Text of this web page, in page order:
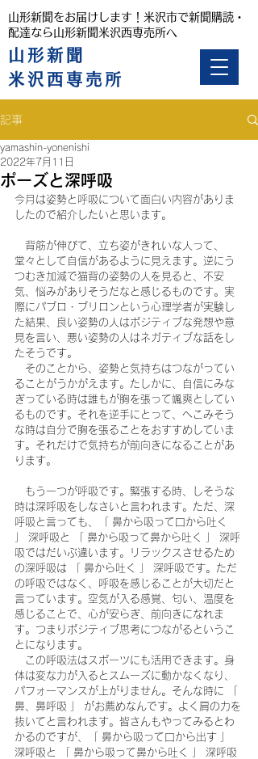
山形新聞
米沢西専売所
山形新聞をお届けします！米沢市で新聞購読・
配達なら山形新聞米沢西専売所へ
記事
ポーズと深呼吸
yamashin-yonenishi
2022年7月11日
今月は姿勢と呼吸について面白い内容がありま
したので紹介したいと思います。
背筋が伸びて、立ち姿がきれいな人って、
堂々として自信があるように見えます。逆にう
つむき加減で猫背の姿勢の人を見ると、不安
気、悩みがありそうだなと感じるものです。実
際にパブロ・ブリロンという心理学者が実験し
た結果、良い姿勢の人はポジティブな発想や意
見を言い、悪い姿勢の人はネガティブな話をし
たそうです。
そのことから、姿勢と気持ちはつながってい
ることがうかがえます。たしかに、自信にみな
ぎっている時は誰もが胸を張って颯爽としてい
るものです。それを逆手にとって、へこみそう
な時は自分で胸を張ることをおすすめしていま
す。それだけで気持ちが前向きになることがあ
ります。
もう一つが呼吸です。緊張する時、しそうな
時は深呼吸をしなさいと言われます。ただ、深
呼吸と言っても、「 鼻から吸って口から吐く
」 深呼吸と 「 鼻から吸って鼻から吐く 」 深呼
吸ではだいぶ違います。リラックスさせるため
の深呼吸は 「 鼻から吐く 」 深呼吸です。ただ
の呼吸ではなく、呼吸を感じることが大切だと
言っています。空気が入る感覚、匂い、温度を
感じることで、心が安らぎ、前向きになれま
す。つまりポジティブ思考につながるというこ
とになります。
この呼吸法はスポーツにも活用できます。身
体は変な力が入るとスムーズに動かなくなり、
パフォーマンスが上がりません。そんな時に 「
鼻、鼻呼吸 」 がお薦めなんです。よく肩の力を
抜いてと言われます。皆さんもやってみるとわ
かるのですが、「 鼻から吸って口から出す 」
深呼吸と 「 鼻から吸って鼻から吐く 」 深呼吸